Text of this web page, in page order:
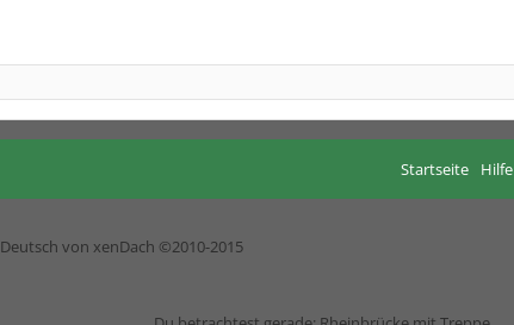
Startseite Hilfe
Deutsch von xenDach ©2010-2015